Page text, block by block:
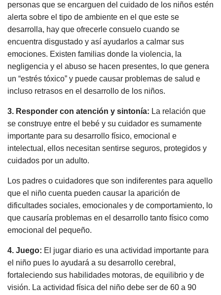
personas que se encarguen del cuidado de los niños estén
alerta sobre el tipo de ambiente en el que este se
desarrolla, hay que ofrecerle consuelo cuando se
encuentra disgustado y así ayudarlos a calmar sus
emociones. Existen familias donde la violencia, la
negligencia y el abuso se hacen presentes, lo que genera
un “estrés tóxico” y puede causar problemas de salud e
incluso retrasos en el desarrollo de los niños.
3. Responder con atención y sintonía: La relación que
se construye entre el bebé y su cuidador es sumamente
importante para su desarrollo físico, emocional e
intelectual, ellos necesitan sentirse seguros, protegidos y
cuidados por un adulto.
Los padres o cuidadores que son indiferentes para aquello
que el niño cuenta pueden causar la aparición de
dificultades sociales, emocionales y de comportamiento, lo
que causaría problemas en el desarrollo tanto físico como
emocional del pequeño.
4. Juego: El jugar diario es una actividad importante para
el niño pues lo ayudará a su desarrollo cerebral,
fortaleciendo sus habilidades motoras, de equilibrio y de
visión. La actividad física del niño debe ser de 60 a 90